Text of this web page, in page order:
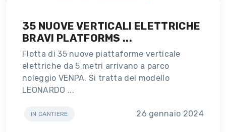
35 NUOVE VERTICALI ELETTRICHE
BRAVI PLATFORMS ...
Flotta di 35 nuove piattaforme verticale
elettriche da 5 metri arrivano a parco
noleggio VENPA. Si tratta del modello
LEONARDO ...
IN CANTIERE 26 gennaio 2024